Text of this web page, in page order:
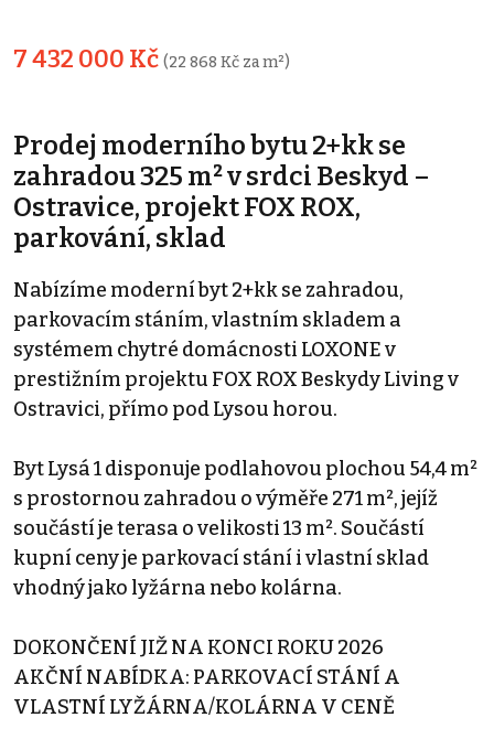
7 432 000 Kč (22 868 Kč za m²)
Prodej moderního bytu 2+kk se
zahradou 325 m² v srdci Beskyd –
Ostravice, projekt FOX ROX,
parkování, sklad
Nabízíme moderní byt 2+kk se zahradou,
parkovacím stáním, vlastním skladem a
systémem chytré domácnosti LOXONE v
prestižním projektu FOX ROX Beskydy Living v
Ostravici, přímo pod Lysou horou.
Byt Lysá 1 disponuje podlahovou plochou 54,4 m²
s prostornou zahradou o výměře 271 m², jejíž
součástí je terasa o velikosti 13 m². Součástí
kupní ceny je parkovací stání i vlastní sklad
vhodný jako lyžárna nebo kolárna.
DOKONČENÍ JIŽ NA KONCI ROKU 2026
AKČNÍ NABÍDKA: PARKOVACÍ STÁNÍ A
VLASTNÍ LYŽÁRNA/KOLÁRNA V CENĚ